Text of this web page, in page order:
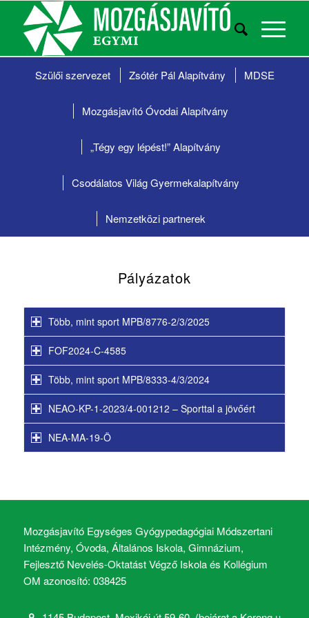
Szülői szervezet Zsótér Pál Alapítvány MDSE
Mozgásjavító Óvodai Alapítvány
„Tégy egy lépést!”Alapítvány
Csodálatos VilágGyermekalapítvány
Nemzetközi partnerek
Pályázatok
Több, mint sport MPB/8776-2/3/2025
FOF2024-C-4585
Több, mint sport MPB/8333-4/3/2024
NEAO-KP-1-2023/4-001212 – Sporttal a jövőért
NEA-MA-19-Ö
Mozgásjavító Egységes Gyógypedagógiai Módszertani
Intézmény, Óvoda, Általános Iskola, Gimnázium,
Fejlesztő Nevelés-Oktatást Végző Iskola és Kollégium
OM azonosító: 038425